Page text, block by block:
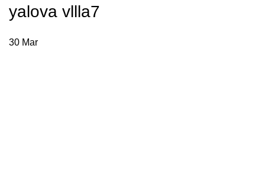
yalova vllla7
30 Mar